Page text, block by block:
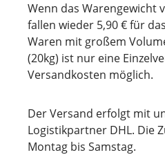
Wenn das Warengewicht
fallen wieder 5,90 € für
Waren mit großem
(20kg) ist nur eine
Versandkosten möglich.
Der Versand erfolgt mit
Logistikpartner DHL. Die
Montag bis Samstag.